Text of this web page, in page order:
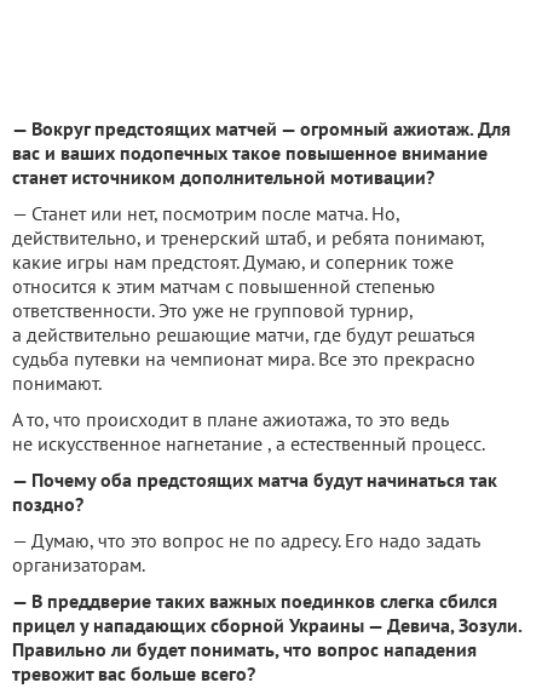
— Вокруг предстоящих матчей — огромный ажиотаж. Для
вас и ваших подопечных такое повышенное внимание
станет источником дополнительной мотивации?
— Станет или нет, посмотрим после матча. Но,
действительно, и тренерский штаб, и ребята понимают,
какие игры нам предстоят. Думаю, и соперник тоже
относится к этим матчам с повышенной степенью
ответственности. Это уже не групповой турнир,
а действительно решающие матчи, где будут решаться
судьба путевки на чемпионат мира. Все это прекрасно
понимают.
А то, что происходит в плане ажиотажа, то это ведь
не искусственное нагнетание , а естественный процесс.
— Почему оба предстоящих матча будут начинаться так
поздно?
— Думаю, что это вопрос не по адресу. Его надо задать
организаторам.
— В преддверие таких важных поединков слегка сбился
прицел у нападающих сборной Украины — Девича, Зозули.
Правильно ли будет понимать, что вопрос нападения
тревожит вас больше всего?